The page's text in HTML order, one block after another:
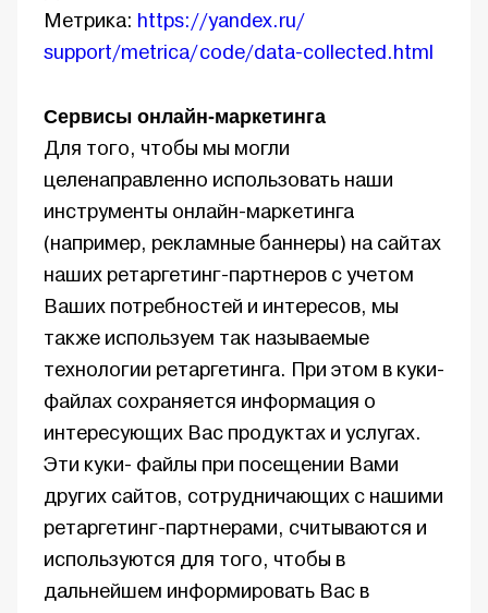
Метрика: https://yandex.ru/
support/metrica/ code/data-collected.html
Сервисы онлайн-маркетинга
Для того, чтобы мы могли
целенаправленно использовать наши
инструменты онлайн-маркетинга
(например, рекламные баннеры) на сайтах
наших ретаргетинг-партнеров с учетом
Ваших потребностей и интересов, мы
также используем так называемые
технологии ретаргетинга. При этом в куки-
файлах сохраняется информация о
интересующих Вас продуктах и услугах.
Эти куки- файлы при посещении Вами
других сайтов, сотрудничающих с нашими
ретаргетинг-партнерами, считываются и
используются для того, чтобы в
дальнейшем информировать Вас в